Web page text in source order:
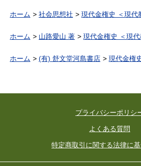
ホーム 社会思想社 現代金権史 ＜現代
ホーム 山路愛山 著 現代金権史 ＜現
ホーム (有) 舒文堂河島書店 現代金権
プライバシーポリシ
よくある質問
特定商取引に関する法律に